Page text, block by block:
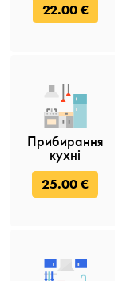
22.00 €
Прибирання
кухні
25.00 €